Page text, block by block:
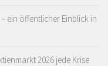
ein öffentlicher Einblick in
2026 jede Krise